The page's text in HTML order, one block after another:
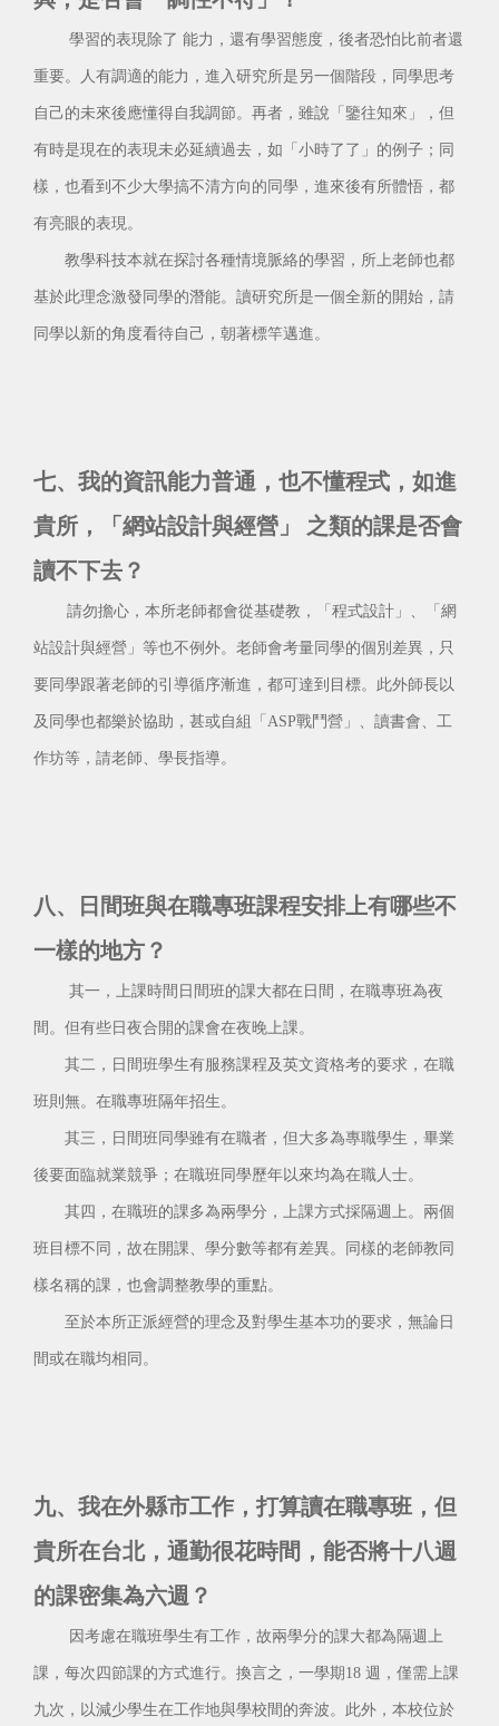
學習的表現除了 能力，還有學習態度，後者恐怕比前者還
重要。人有調適的能力，進入研究所是另一個階段，同學思考
自己的未來後應懂得自我調節。再者，雖說「鑒往知來」，但
有時是現在的表現未必延續過去，如「小時了了」的例子；同
樣，也看到不少大學搞不清方向的同學，進來後有所體悟，都
有亮眼的表現。
教學科技本就在探討各種情境脈絡的學習，所上老師也都
基於此理念激發同學的潛能。讀研究所是一個全新的開始，請
同學以新的角度看待自己，朝著標竿邁進。
七、我的資訊能力普通，也不懂程式，如進
貴所，「網站設計與經營」 之類的課是否會
讀不下去？
請勿擔心，本所老師都會從基礎教，「程式設計」、「網
站設計與經營」等也不例外。老師會考量同學的個別差異，只
要同學跟著老師的引導循序漸進，都可達到目標。此外師長以
及同學也都樂於協助，甚或自組「ASP戰鬥營」、讀書會、工
作坊等，請老師、學長指導。
八、日間班與在職專班課程安排上有哪些不
一樣的地方？
其一，上課時間日間班的課大都在日間，在職專班為夜
間。但有些日夜合開的課會在夜晚上課。
其二，日間班學生有服務課程及英文資格考的要求，在職
班則無。在職專班隔年招生。
其三，日間班同學雖有在職者，但大多為專職學生，畢業
後要面臨就業競爭；在職班同學歷年以來均為在職人士。
其四，在職班的課多為兩學分，上課方式採隔週上。兩個
班目標不同，故在開課、學分數等都有差異。同樣的老師教同
樣名稱的課，也會調整教學的重點。
至於本所正派經營的理念及對學生基本功的要求，無論日
間或在職均相同。
九、我在外縣市工作，打算讀在職專班，但
貴所在台北，通勤很花時間，能否將十八週
的課密集為六週？
因考慮在職班學生有工作，故兩學分的課大都為隔週上
課，每次四節課的方式進行。換言之，一學期18 週，僅需上課
九次，以減少學生在工作地與學校間的奔波。此外，本校位於